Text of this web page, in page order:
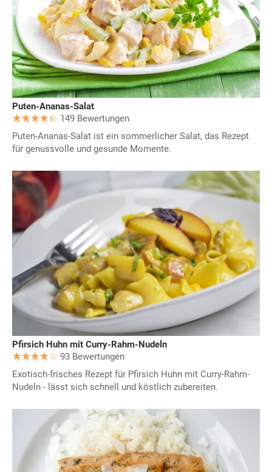
Puten-Ananas-Salat
149 Bewertungen
Puten-Ananas-Salat ist ein sommerlicher Salat, das Rezept
für genussvolle und gesunde Momente.
Pfirsich Huhn mit Curry-Rahm-Nudeln
93 Bewertungen
Exotisch-frisches Rezept für Pfirsich Huhn mit Curry-Rahm-
Nudeln - lässt sich schnell und köstlich zubereiten.